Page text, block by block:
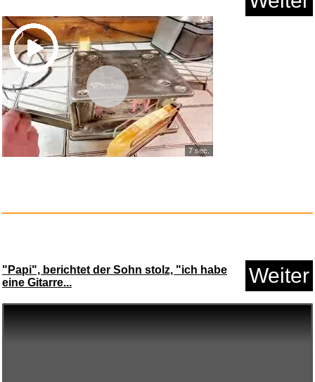
ABCs of The Solar System and
B...
Vorschau
7 sec.
"Papi", berichtet der Sohn stolz, "ich habe
eine Gitarre...
Weiter